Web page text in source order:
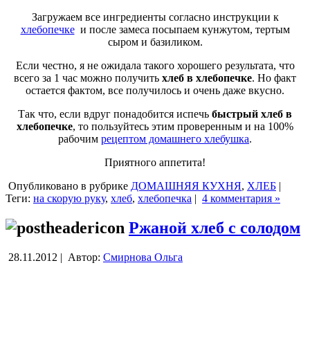
Загружаем все ингредиенты согласно инструкции к
хлебопечкеи после замеса посыпаем кунжутом, тертым
сыром и базиликом.
Если честно, я не ожидала такого хорошего результата, что
всего за 1 час можно получить хлеб в хлебопечке. Но факт
остается фактом, все получилось и очень даже вкусно.
Так что, если вдруг понадобится испечь быстрый хлеб в
хлебопечке, то пользуйтесь этим проверенным и на 100%
рабочим рецептом домашнего хлебушка.
Приятного аппетита!
Опубликовано в рубрике ДОМАШНЯЯ КУХНЯ, ХЛЕБ |
Теги: на скорую руку, хлеб, хлебопечка | 4 комментария »
Ржаной хлеб с солодом
28.11.2012 | Автор: Смирнова Ольга